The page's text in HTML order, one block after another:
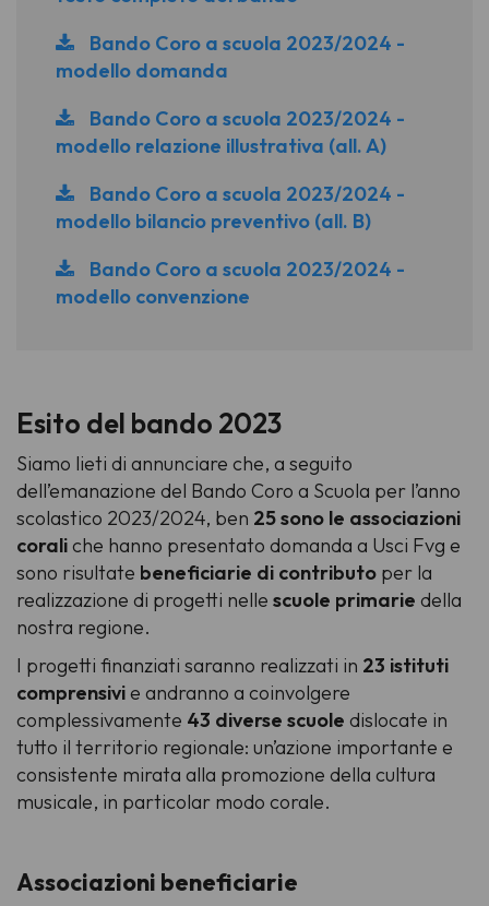
Bando Coro a scuola 2023/2024 -
modello domanda
Bando Coro a scuola 2023/2024 -
modello relazione illustrativa (all. A)
Bando Coro a scuola 2023/2024 -
modello bilancio preventivo (all. B)
Bando Coro a scuola 2023/2024 -
modello convenzione
Esito del bando 2023
Siamo lieti di annunciare che, a seguito
dell’emanazione del Bando Coro a Scuola per l’anno
scolastico 2023/2024, ben 25 sono le associazioni
coraliche hanno presentato domanda a Usci Fvg e
sono risultate beneficiarie di contributo per la
realizzazione di progetti nelle scuole primarie della
nostra regione.
I progetti finanziati saranno realizzati in 23 istituti
comprensivie andranno a coinvolgere
complessivamente 43 diverse scuole dislocate in
tutto il territorio regionale: un’azione importante e
consistente mirata alla promozione della cultura
musicale, in particolar modo corale.
Associazioni beneficiarie